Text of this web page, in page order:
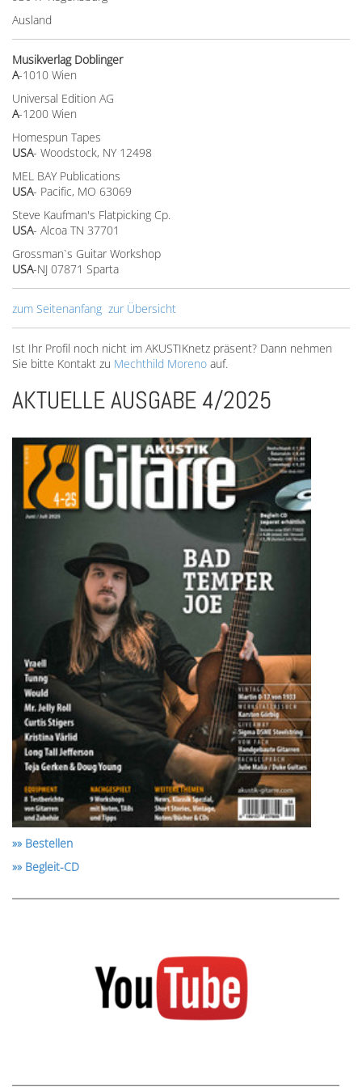
Ausland
Musikverlag Doblinger
A-1010 Wien
Universal Edition AG
A-1200 Wien
Homespun Tapes
USA- Woodstock, NY 12498
MEL BAY Publications
USA- Pacific, MO 63069
Steve Kaufman's Flatpicking Cp.
USA- Alcoa TN 37701
Grossman`s Guitar Workshop
USA-NJ 07871 Sparta
zum Seitenanfang zur Übersicht
Ist Ihr Profil noch nicht im AKUSTIKnetz präsent? Dann nehmen
Sie bitte Kontakt zu Mechthild Moreno auf.
AKTUELLE AUSGABE 4/2025
»» Bestellen
»» Begleit-CD